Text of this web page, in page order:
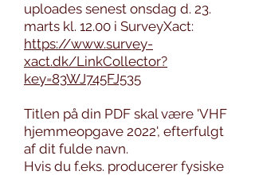
uploades senest onsdag d. 23.
marts kl. 12.00 i SurveyXact:
https://www.survey-
xact.dk/LinkCollector?
key=83WJ745FJ535
Titlen på din PDF skal være 'VHF
hjemmeopgave 2022', efterfulgt
af dit fulde navn.
Hvis du f.eks. producerer fysiske